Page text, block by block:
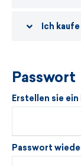
Ich
Passwort
Erstellen sie
Passwort